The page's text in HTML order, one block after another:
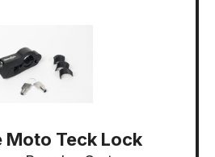
Moto Teck Lock